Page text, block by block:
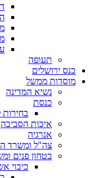
תעופה
כנס ירושלים
מוסדות ממשל
נשיא המדינה
כנסת
איכות הסביבה
אנרגיה
צה"ל ומשרד
בטחון פנים
כיבוי